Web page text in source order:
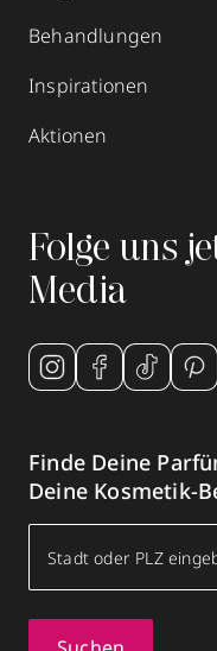
Behandlungen
Inspirationen
Aktionen
Folge uns
Media
Finde Deine
Deine Kosmetik-